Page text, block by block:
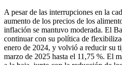
A pesar de las interrupciones en la
aumento de los precios de los
inflación se mantuvo moderada. El
continuar con su política de
enero de 2024, y volvió a reducir su
marzo de 2025 hasta el 11,75 %. El